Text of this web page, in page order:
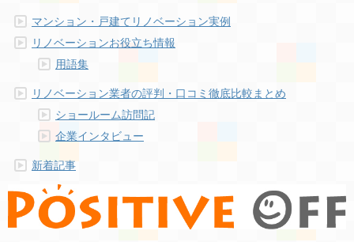
マンション・戸建てリノベーション実例
リノベーションお役立ち情報
用語集
リノベーション業者の評判・口コミ徹底比較まとめ
ショールーム訪問記
企業インタビュー
新着記事